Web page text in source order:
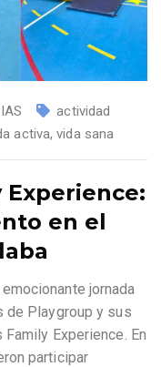
actividad
activa,vida sana
en el
jornada
de Playgroup y sus
Experience. En
participar